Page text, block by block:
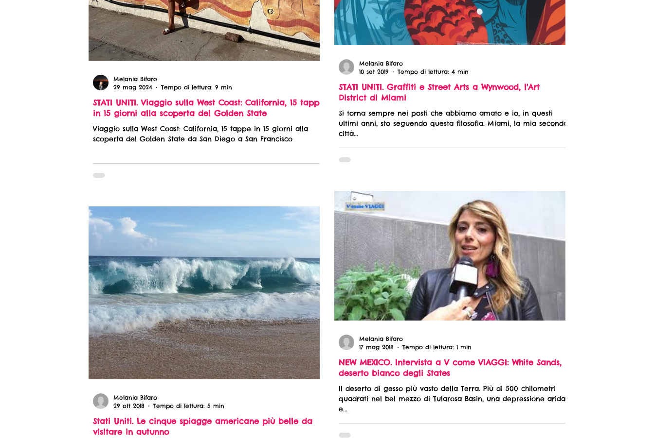
STATI UNITI. Viaggio sulla West Coast: California, 15 tappe
in 15 giorni alla scoperta del Golden State
Viaggio sulla West Coast: California, 15 tappe in 15 giorni alla
scoperta del Golden State da San Diego a San Francisco
Melania Bifaro
29 mag 2024
Tempo di lettura: 9 min
STATI UNITI. Graffiti e Street Arts a Wynwood, l'Art
District di Miami
Si torna sempre nei posti che abbiamo amato e io, in questi
ultimi anni, sto seguendo questa filosofia. Miami, la mia seconda
città...
Melania Bifaro
10 set 2019
Tempo di lettura: 4 min
Stati Uniti. Le cinque spiagge americane più belle da
visitare in autunno
Melania Bifaro
29 ott 2018
Tempo di lettura: 5 min
NEW MEXICO. Intervista a V come VIAGGI: White Sands, il
deserto bianco degli States
Il deserto di gesso più vasto della Terra. Più di 500 chilometri
quadrati nel bel mezzo di Tularosa Basin, una depressione arida
e...
Melania Bifaro
17 mag 2018
Tempo di lettura: 1 min